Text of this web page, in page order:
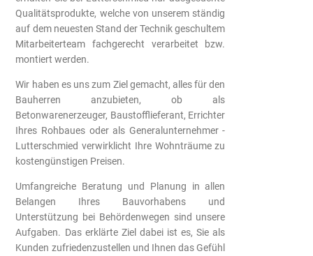
Qualitätsprodukte, welche von unserem ständig
auf dem neuesten Stand der Technik geschultem
Mitarbeiterteam fachgerecht verarbeitet bzw.
montiert werden.
Wir haben es uns zum Ziel gemacht, alles für den
Bauherren anzubieten, ob als
Betonwarenerzeuger, Baustofflieferant, Errichter
Ihres Rohbaues oder als Generalunternehmer -
Lutterschmied verwirklicht Ihre Wohnträume zu
kostengünstigen Preisen.
Umfangreiche Beratung und Planung in allen
Belangen Ihres Bauvorhabens und
Unterstützung bei Behördenwegen sind unsere
Aufgaben. Das erklärte Ziel dabei ist es, Sie als
Kunden zufriedenzustellen und Ihnen das Gefühl